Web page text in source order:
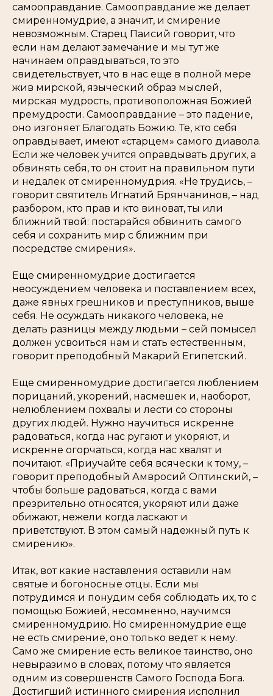
самооправдание. Самооправдание же делает
смиренномудрие, а значит, и смирение
невозможным. Старец Паисий говорит, что
если нам делают замечание и мы тут же
начинаем оправдываться, то это
свидетельствует, что в нас еще в полной мере
жив мирской, языческий образ мыслей,
мирская мудрость, противоположная Божией
премудрости. Самооправдание – это падение,
оно изгоняет Благодать Божию. Те, кто себя
оправдывает, имеют «старцем» самого диавола.
Если же человек учится оправдывать других, а
обвинять себя, то он стоит на правильном пути
и недалек от смиренномудрия. «Не трудись, –
говорит святитель Игнатий Брянчанинов, – над
разбором, кто прав и кто виноват, ты или
ближний твой: постарайся обвинить самого
себя и сохранить мир с ближним при
посредстве смирения».
Еще смиренномудрие достигается
неосуждением человека и поставлением всех,
даже явных грешников и преступников, выше
себя. Не осуждать никакого человека, не
делать разницы между людьми – сей помысел
должен усвоиться нам и стать естественным,
говорит преподобный Макарий Египетский.
Еще смиренномудрие достигается люблением
порицаний, укорений, насмешек и, наоборот,
нелюблением похвалы и лести со стороны
других людей. Нужно научиться искренне
радоваться, когда нас ругают и укоряют, и
искренне огорчаться, когда нас хвалят и
почитают. «Приучайте себя всячески к тому, –
говорит преподобный Амвросий Оптинский, –
чтобы больше радоваться, когда с вами
презрительно относятся, укоряют или даже
обижают, нежели когда ласкают и
приветствуют. В этом самый надежный путь к
смирению».
Итак, вот какие наставления оставили нам
святые и богоносные отцы. Если мы
потрудимся и понудим себя соблюдать их, то с
помощью Божией, несомненно, научимся
смиренномудрию. Но смиренномудрие еще
не есть смирение, оно только ведет к нему.
Само же смирение есть великое таинство, оно
невыразимо в словах, потому что является
одним из совершенств Самого Господа Бога.
Достигший истинного смирения исполнил